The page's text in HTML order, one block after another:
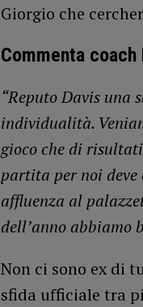
Giorgio che
Commenta
“Reputo Davis una
individualità.
gioco che di
partita per noi deve
affluenza al
dell’anno abbiamo
Non ci sono ex di
sfida ufficiale tra